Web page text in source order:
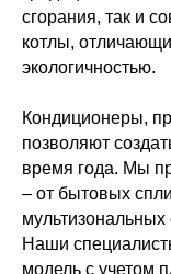
сгорания, так и
котлы,
экологичностью.
Кондиционеры,
позволяют
время года. Мы
– от бытовых
Наши
модель с учетом